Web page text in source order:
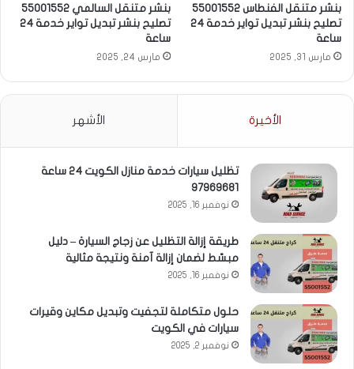
بنشر متنقل الفنطاس 55001552
تصليح بنشر تبديل تواير خدمة 24
ساعة
مارس 31, 2025
بنشر متنقل السالمي 55001552
تصليح بنشر تبديل تواير خدمة 24
ساعة
مارس 24, 2025
الأخيرة الأشهر
تظليل سيارات خدمة منازل الكويت 24 ساعة
97969681
نوفمبر 16, 2025
طريقة إزالة التظليل عن زجاج السيارة – دليل
مبسّط لضمان إزالة آمنة ونتيجة مثالية
نوفمبر 16, 2025
حلول متكاملة لتجفيت وتبديل مكاين وقيرات
سيارات في الكويت
نوفمبر 2, 2025